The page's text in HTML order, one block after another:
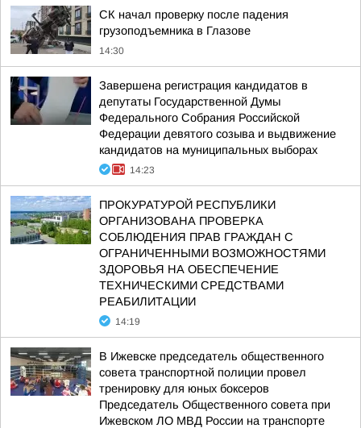
СК начал проверку после падения
грузоподъемника в Глазове
14:30
Завершена регистрация кандидатов в
депутаты Государственной Думы
Федерального Собрания Российской
Федерации девятого созыва и выдвижение
кандидатов на муниципальных выборах
14:23
ПРОКУРАТУРОЙ РЕСПУБЛИКИ
ОРГАНИЗОВАНА ПРОВЕРКА
СОБЛЮДЕНИЯ ПРАВ ГРАЖДАН С
ОГРАНИЧЕННЫМИ ВОЗМОЖНОСТЯМИ
ЗДОРОВЬЯ НА ОБЕСПЕЧЕНИЕ
ТЕХНИЧЕСКИМИ СРЕДСТВАМИ
РЕАБИЛИТАЦИИ
14:19
В Ижевске председатель общественного
совета транспортной полиции провел
тренировку для юных боксеров
Председатель Общественного совета при
Ижевском ЛО МВД России на транспорте